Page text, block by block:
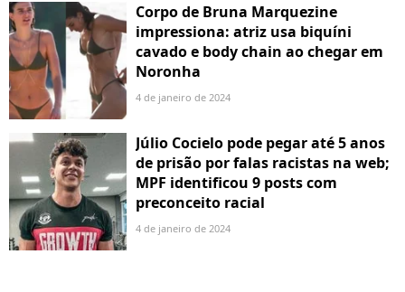
Corpo de Bruna Marquezine
impressiona: atriz usa biquíni
cavado e body chain ao chegar em
Noronha
4 de janeiro de 2024
Júlio Cocielo pode pegar até 5 anos
de prisão por falas racistas na web;
MPF identificou 9 posts com
preconceito racial
4 de janeiro de 2024